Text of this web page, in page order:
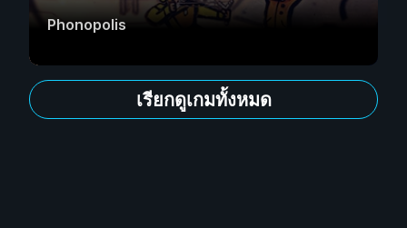
Phonopolis
เรียกดูเกมทั้งหมด